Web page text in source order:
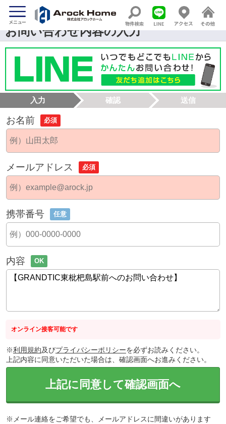
お問い合わせ内容の入力
入力 確認 送信
お名前 必須
メールアドレス 必須
携帯番号 任意
内容 OK
オンライン接客可能です
※利用規約及びプライバシーポリシーを必ずお読みください。
上記内容に同意いただいた場合は、確認画面へお進みください。
上記に同意して確認画面へ
※メール連絡をご希望でも、メールアドレスに間違いがあります